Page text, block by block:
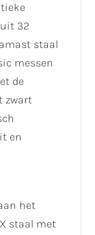
32
staal
messen
de
zwart
en
het
staal met